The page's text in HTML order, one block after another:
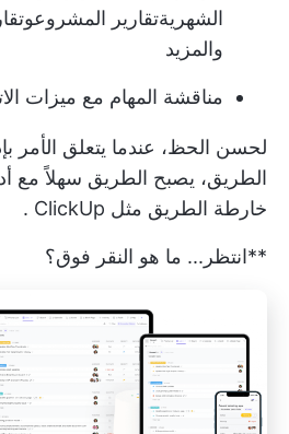
الشهريةتقارير المشروع
والمزيد
مناقشة المهام مع ميزات
لحسن الحظ، عندما يتعلق الأمر
الطريق، يصبح الطريق سهلاً مع
خارطة الطريق مثل ClickUp
.
**انتظر... ما هو النقر فوق؟